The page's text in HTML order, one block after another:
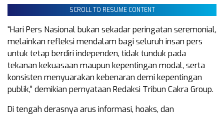
SCROLL TO RESUME CONTENT
“Hari Pers Nasional bukan sekadar peringatan seremonial,
melainkan refleksi mendalam bagi seluruh insan pers
untuk tetap berdiri independen, tidak tunduk pada
tekanan kekuasaan maupun kepentingan modal, serta
konsisten menyuarakan kebenaran demi kepentingan
publik,” demikian pernyataan Redaksi Tribun Cakra Group.
Di tengah derasnya arus informasi, hoaks, dan